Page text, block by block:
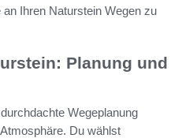
Ihren Naturstein Wegen zu
Planung und
Wegeplanung
Du wählst